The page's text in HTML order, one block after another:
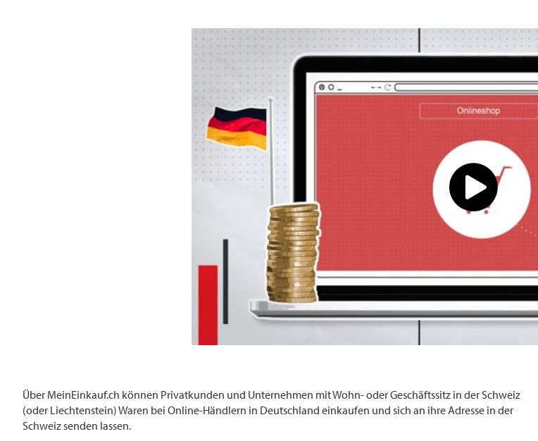
Über MeinEinkauf.ch können Privatkunden und Unternehmen mit Wohn- oder Geschäftssitz in der Schweiz
(oder Liechtenstein) Waren bei Online-Händlern in Deutschland einkaufen und sich an ihre Adresse in der
Schweiz senden lassen.